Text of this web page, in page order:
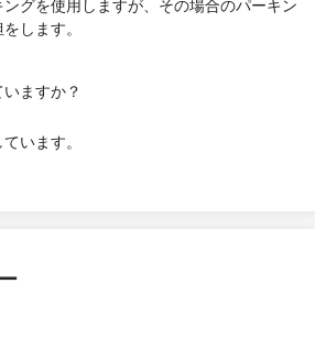
グを使用しますが、その場合のパーキン
します。
ますか？
います。